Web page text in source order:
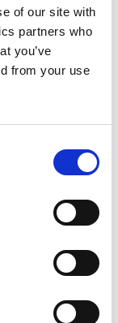
of our site with
partners who
you’ve
from your use